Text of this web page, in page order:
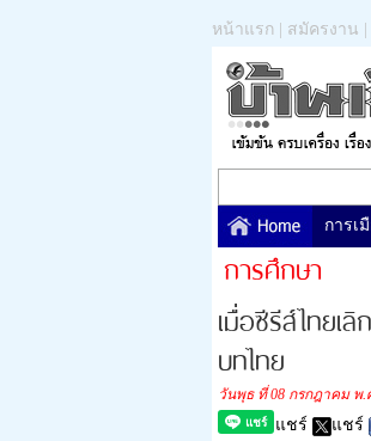
หน้าแรก สมัครงาน
การเ
การศึกษา
เมื่อซีรีส์ไทย
บทไทย
วันพุธ ที่ 08 กรกฎาคม พ.
แชร์ แชร์